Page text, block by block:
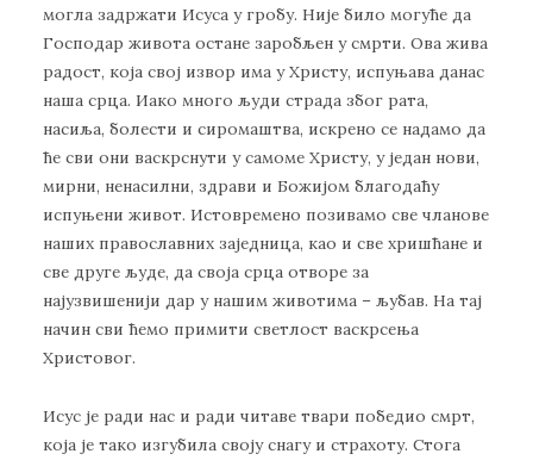
могла задржати Исуса у гробу. Није било могуће да
Господар живота остане заробљен у смрти. Ова жива
радост, која свој извор има у Христу, испуњава данас
наша срца. Иако много људи страда због рата,
насиља, болести и сиромаштва, искрено се надамо да
ће сви они васкрснути у самоме Христу, у један нови,
мирни, ненасилни, здрави и Божијом благодаћу
испуњени живот. Истовремено позивамо све чланове
наших православних заједница, као и све хришћане и
све друге људе, да своја срца отворе за
најузвишенији дар у нашим животима – љубав. На тај
начин сви ћемо примити светлост васкрсења
Христовог.
Исус је ради нас и ради читаве твари победио смрт,
која је тако изгубила своју снагу и страхоту. Стога